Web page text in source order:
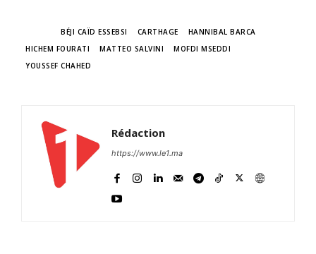
BÉJI CAÏD ESSEBSI CARTHAGE
HANNIBAL BARCA
HICHEM FOURATI
MATTEO SALVINI
MOFDI MSEDDI
YOUSSEF CHAHED
Rédaction
https://www.le1.ma